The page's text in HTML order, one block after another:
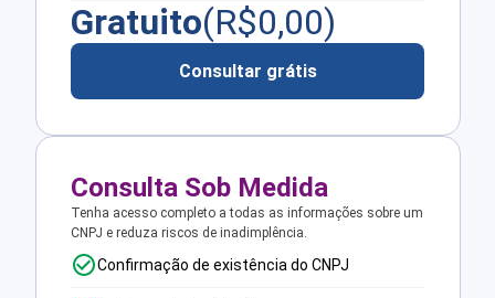
Gratuito(R$0,00)
Consultar grátis
Consulta Sob Medida
Tenha acesso completo a todas as informações sobre um
CNPJ e reduza riscos de inadimplência.
Confirmação de existência do CNPJ